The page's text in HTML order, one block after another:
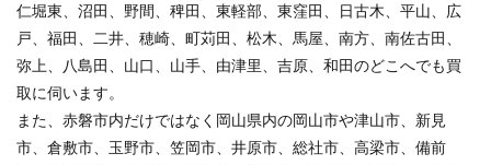
仁堀東、沼田、野間、稗田、東軽部、東窪田、日古木、平山、広
戸、福田、二井、穂崎、町苅田、松木、馬屋、南方、南佐古田、
弥上、八島田、山口、山手、由津里、吉原、和田のどこへでも買
取に伺います。
また、赤磐市内だけではなく岡山県内の岡山市や津山市、新見
市、倉敷市、玉野市、笠岡市、井原市、総社市、高梁市、備前